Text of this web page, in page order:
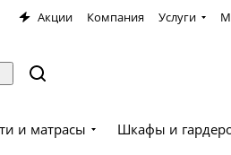
Акции Компания Услуги
и матрасы Шкафы и